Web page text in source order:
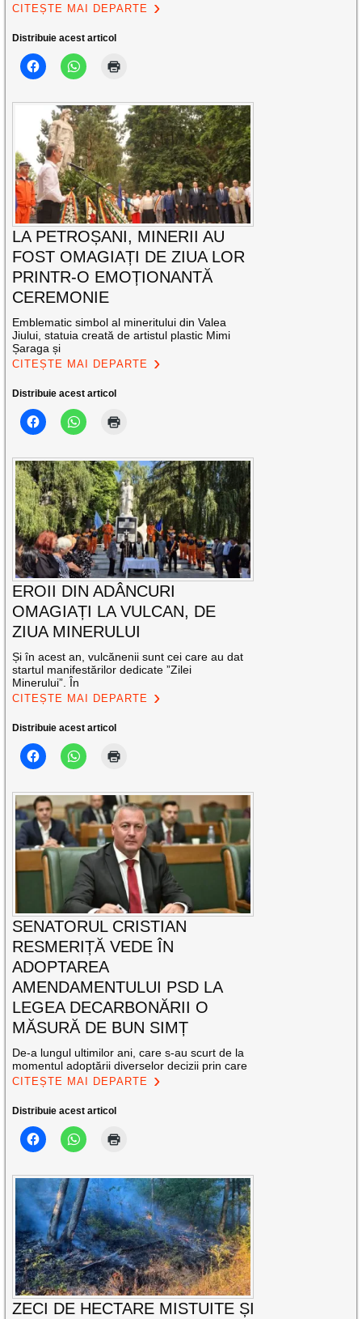
CITEȘTE MAI DEPARTE
Distribuie acest articol
LA PETROȘANI, MINERII AU
FOST OMAGIAȚI DE ZIUA LOR
PRINTR-O EMOȚIONANTĂ
CEREMONIE
Emblematic simbol al mineritului din Valea
Jiului, statuia creată de artistul plastic Mimi
Șaraga și
CITEȘTE MAI DEPARTE
Distribuie acest articol
EROII DIN ADÂNCURI
OMAGIAȚI LA VULCAN, DE
ZIUA MINERULUI
Și în acest an, vulcănenii sunt cei care au dat
startul manifestărilor dedicate ”Zilei
Minerului”. În
CITEȘTE MAI DEPARTE
Distribuie acest articol
SENATORUL CRISTIAN
RESMERIȚĂ VEDE ÎN
ADOPTAREA
AMENDAMENTULUI PSD LA
LEGEA DECARBONĂRII O
MĂSURĂ DE BUN SIMȚ
De-a lungul ultimilor ani, care s-au scurt de la
momentul adoptării diverselor decizii prin care
CITEȘTE MAI DEPARTE
Distribuie acest articol
ZECI DE HECTARE MISTUITE ȘI